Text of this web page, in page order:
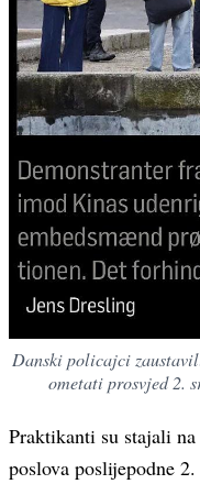
Danski policajci
ometati prosvjed 2.
Praktikanti su stajali
poslova poslijepodne